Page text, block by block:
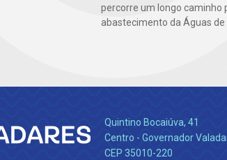
percorre um longo caminho
abastecimento da Águas de
Quintino Bocaiúva, 41
Centro - Governador
CEP 35010-220